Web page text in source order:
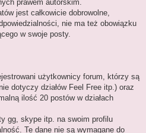
prawem autorskim.
jest całkowicie dobrowolne,
nie ma też obowiązku
w swoje posty.
użytkownicy forum, którzy są
dotyczy działów Feel Free itp.) oraz
ilość 20 postów w działach
gg, skype itp. na swoim profilu
Te dane nie są wymagane do